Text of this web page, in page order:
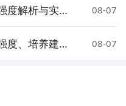
度解析与实战
08-07
度、培养建议
08-07